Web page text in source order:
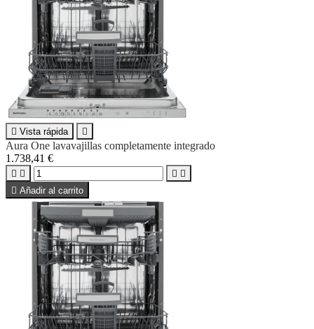
 Vista rápida 
Aura One lavavajillas completamente integrado
1.738,41 €
   
 Añadir al carrito